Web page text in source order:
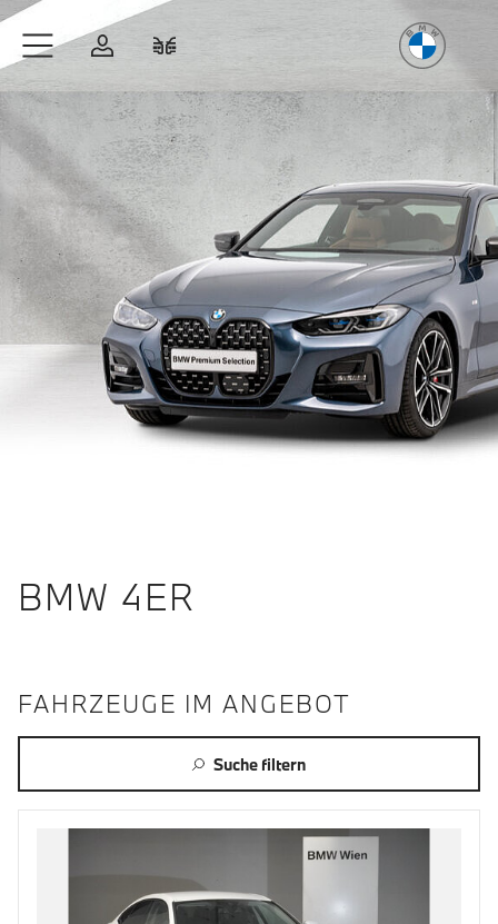
Zum Hauptinhalt springen
Anmelden
BMW 4ER
FAHRZEUGE IM ANGEBOT
Suche filtern